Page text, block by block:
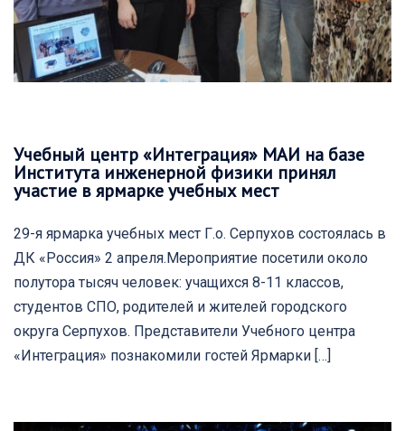
Учебный центр «Интеграция» МАИ на базе
Института инженерной физики принял
участие в ярмарке учебных мест
29-я ярмарка учебных мест Г.о. Серпухов состоялась в
ДК «Россия» 2 апреля.Мероприятие посетили около
полутора тысяч человек: учащихся 8-11 классов,
студентов СПО, родителей и жителей городского
округа Серпухов. Представители Учебного центра
«Интеграция» познакомили гостей Ярмарки […]